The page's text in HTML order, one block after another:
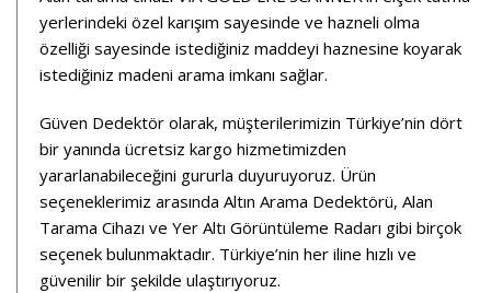
yerlerindeki özel karışım sayesinde ve hazneli olma
özelliği sayesinde istediğiniz maddeyi haznesine koyarak
istediğiniz madeni arama imkanı sağlar.
Güven Dedektör olarak, müşterilerimizin Türkiye’nin dört
bir yanında ücretsiz kargo hizmetimizden
yararlanabileceğini gururla duyuruyoruz. Ürün
seçeneklerimiz arasında Altın Arama Dedektörü, Alan
Tarama Cihazı ve Yer Altı Görüntüleme Radarı gibi birçok
seçenek bulunmaktadır. Türkiye’nin her iline hızlı ve
güvenilir bir şekilde ulaştırıyoruz.